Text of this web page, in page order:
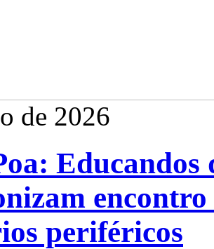
de 2026
Educandos
encontro
periféricos